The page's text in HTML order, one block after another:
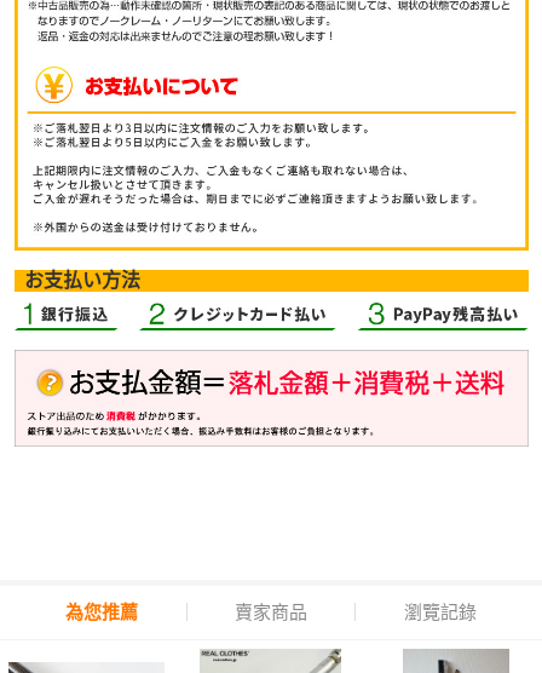
お支払い方法
為您推薦 賣家商品 瀏覽記錄